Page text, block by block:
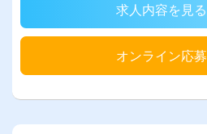
求人内容を見る
オンライン応募